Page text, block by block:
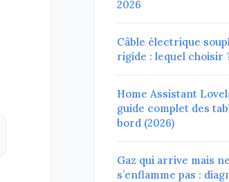
2026
Câble électrique
rigide : lequel choisir
Home Assistant
guide complet des
bord (2026)
Gaz qui arrive mais ne
s’enflamme pas :